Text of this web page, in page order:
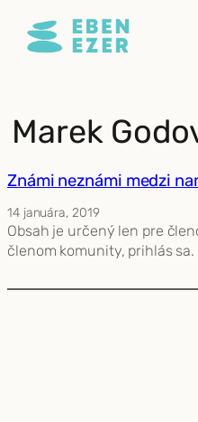
Prejsť
Marek
Známi neznámi medzi
14 januára, 2019
Obsah je určený len pre
členom komunity, prihlás sa.